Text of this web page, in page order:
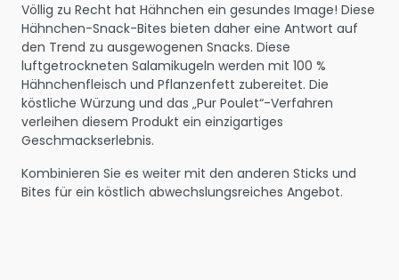
Völlig zu Recht hat Hähnchen ein gesundes Image! Diese
Hähnchen-Snack-Bites bieten daher eine Antwort auf
den Trend zu ausgewogenen Snacks. Diese
luftgetrockneten Salamikugeln werden mit 100 %
Hähnchenfleisch und Pflanzenfett zubereitet. Die
köstliche Würzung und das „Pur Poulet“-Verfahren
verleihen diesem Produkt ein einzigartiges
Geschmackserlebnis.
Kombinieren Sie es weiter mit den anderen Sticks und
Bites für ein köstlich abwechslungsreiches Angebot.